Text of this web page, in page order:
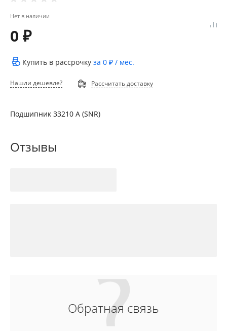
Нет в наличии
0 ₽
Купить в рассрочку за 0 ₽ / мес.
Нашли дешевле? Рассчитать доставку
Подшипник 33210 А (SNR)
Отзывы
Обратная связь